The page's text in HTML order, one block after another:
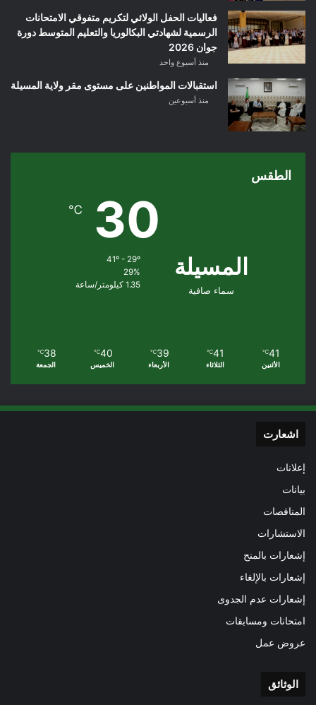
فعاليات الحفل الولائي لتكريم متفوقي الامتحانات
الرسمية لشهادتي البكالوريا والتعليم المتوسط دورة
جوان 2026
منذ أسبوع واحد
استقبالات المواطنين على مستوى مقر ولاية المسيلة
منذ أسبوعين
الطقس
المسيلة
سماء صافية
30
℃
41º - 29º
29%
1.35 كيلومتر/ساعة
41
℃
الأثنين
41
℃
الثلاثاء
39
℃
الأربعاء
40
℃
الخميس
38
℃
الجمعة
اشعارت
إعلانات
بيانات
المناقصات
الاستشارات
إشعارات بالمنح
إشعارات بالإلغاء
إشعارات عدم الجدوى
امتحانات ومسابقات
عروض عمل
الوثائق